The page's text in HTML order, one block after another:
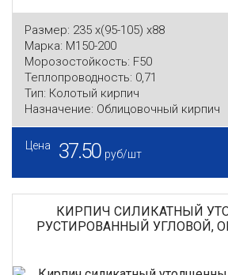
Размер: 235 x(95-105) x88
Марка: М150-200
Морозостойкость: F50
Теплопроводность: 0,71
Тип: Колотый кирпич
Назначение: Облицовочный кирпич
Цена 37.50 руб/шт
КИРПИЧ СИЛИКАТНЫЙ
РУСТИРОВАННЫЙ УГЛОВОЙ,